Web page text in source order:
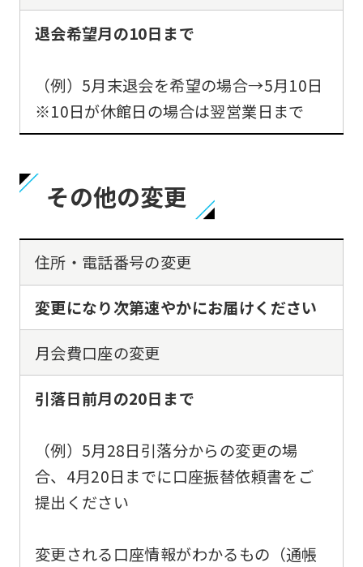
退会希望月の10日まで
（例）5月末退会を希望の場合→5月10日
※10日が休館日の場合は翌営業日まで
その他の変更
住所・電話番号の変更
変更になり次第速やかにお届けください
月会費口座の変更
引落日前月の20日まで
（例）5月28日引落分からの変更の場
合、4月20日までに口座振替依頼書をご
提出ください
変更される口座情報がわかるもの（通帳